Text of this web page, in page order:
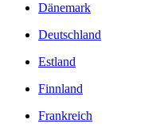
Dänemark
Deutschland
Estland
Finnland
Frankreich